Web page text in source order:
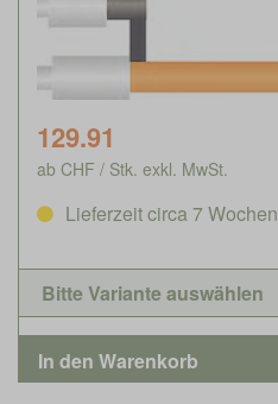
129.91
ab CHF / Stk. exkl. MwSt.
Lieferzeit circa 7 Wochen